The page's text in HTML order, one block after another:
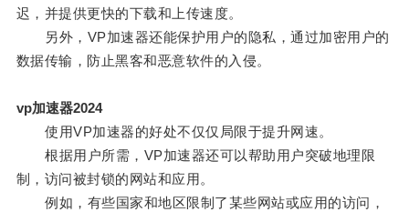
迟，并提供更快的下载和上传速度。
另外，VP加速器还能保护用户的隐私，通过加密用户的
数据传输，防止黑客和恶意软件的入侵。
vp加速器2024
使用VP加速器的好处不仅仅局限于提升网速。
根据用户所需，VP加速器还可以帮助用户突破地理限
制，访问被封锁的网站和应用。
例如，有些国家和地区限制了某些网站或应用的访问，